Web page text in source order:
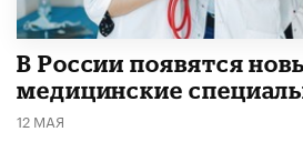
В России появятся
медицинские
12 МАЯ